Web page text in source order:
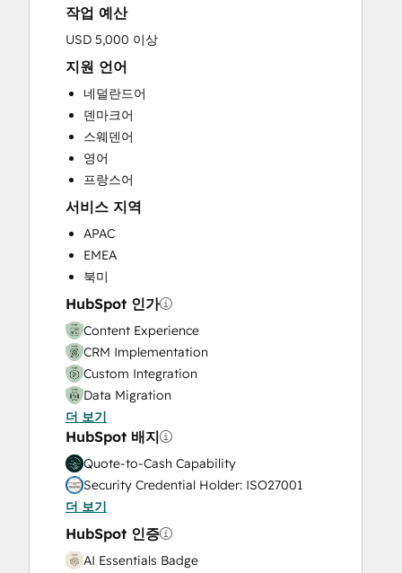
Customer Survey and Analysis
Email Marketing
Help Desk Implementation
HubSpot Onboarding
Knowledge Base Development
Paid Advertising
Programmable Automation
Sales and Marketing Alignment
Sales Coaching and Training
Sales Enablement
Search Engine Optimization
Social Media
Website Design
Website Development
Website Migration
작업 예산
USD 5,000 이상
지원 언어
네덜란드어
덴마크어
스웨덴어
영어
프랑스어
서비스 지역
APAC
EMEA
북미
HubSpot 인가
Content Experience
CRM Implementation
Custom Integration
Data Migration
Onboarding
Service Implementation
Solutions Architecture Design
더 보기
HubSpot 배지
Quote-to-Cash Capability
Security Credential Holder: ISO27001
더 보기
HubSpot 인증
AI Essentials Badge